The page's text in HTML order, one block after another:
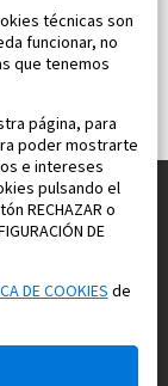
técnicas son
funcionar, no
que tenemos
página, para
poder mostrarte
e intereses
pulsando el
RECHAZAR o
DE
DE COOKIESde